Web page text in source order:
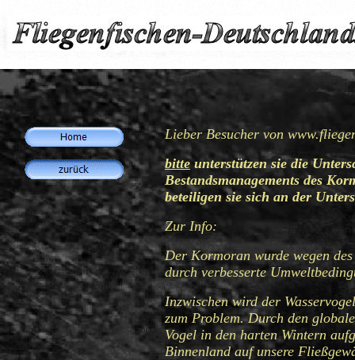
Lieber Besucher von
bitteunterstützen sie die
Bestandsmanagements des
beteiligen sie sich an der
Zur Info:
Der Kormoran wurde wegen
durch verbesserte
Inzwischen wird der
zum Problem. Durch den
Vogel in den harten Wintern
Binnenland auf unsere